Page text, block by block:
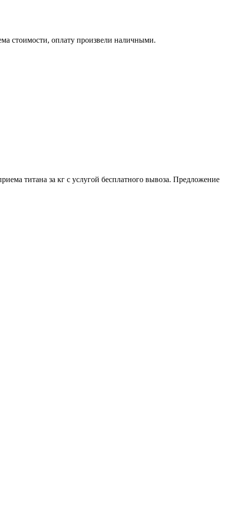
стоимости, оплату произвели наличными.
титана за кг с услугой бесплатного вывоза. Предложение